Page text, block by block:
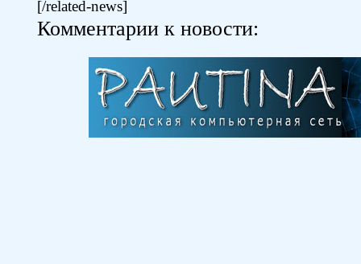
[/related-news]
Комментарии к новости: